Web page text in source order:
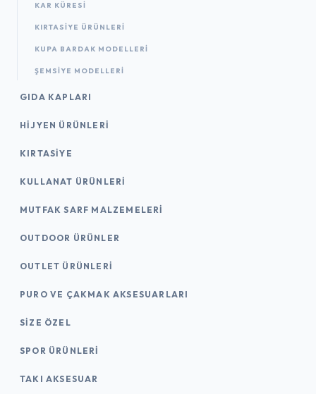
KAR KÜRESI
KIRTASIYE ÜRÜNLERI
KUPA BARDAK MODELLERI
ŞEMSIYE MODELLERI
GIDA KAPLARI
HIJYEN ÜRÜNLERI
KIRTASİYE
KULLANAT ÜRÜNLERI
MUTFAK SARF MALZEMELERI
OUTDOOR ÜRÜNLER
OUTLET ÜRÜNLERI
PURO VE ÇAKMAK AKSESUARLARI
SIZE ÖZEL
SPOR ÜRÜNLERI
TAKI AKSESUAR